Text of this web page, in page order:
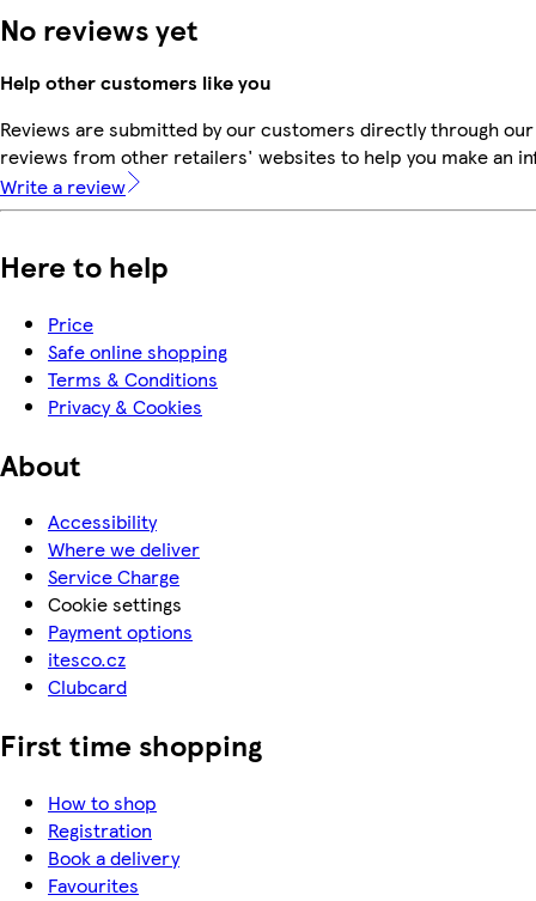
No reviews yet
Help other customers like you
Reviews are submitted by our customers directly through
reviews from other retailers' websites to help you make an
Write a review
Here to help
Price
Safe online shopping
Terms & Conditions
Privacy & Cookies
About
Accessibility
Where we deliver
Service Charge
Cookie settings
Payment options
itesco.cz
Clubcard
First time shopping
How to shop
Registration
Book a delivery
Favourites